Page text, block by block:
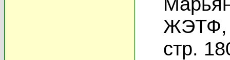
ЖЭТФ,
стр.